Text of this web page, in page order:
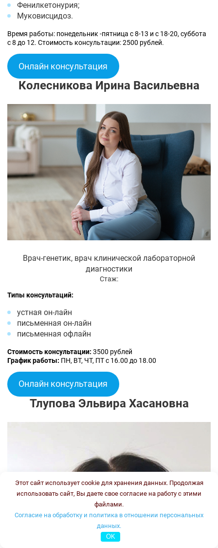
Фенилкетонурия;
Муковисцидоз.
Время работы: понедельник -пятница с 8-13 и с 18-20, суббота
с 8 до 12. Стоимость консультации: 2500 рублей.
Онлайн консультация
Колесникова Ирина Васильевна
Врач-генетик, врач клинической лабораторной
диагностики
Стаж:
Типы консультаций:
устная он-лайн
письменная он-лайн
письменная офлайн
Стоимость консультации: 3500 рублей
График работы: ПН, ВТ, ЧТ, ПТ с 16.00 до 18.00
Онлайн консультация
Тлупова Эльвира Хасановна
Этот сайт использует cookie для хранения данных. Продолжая
использовать сайт, Вы даете свое согласие на работу с этими
файлами.
Согласие на обработку и политика в отношении персональных
данных.
OK